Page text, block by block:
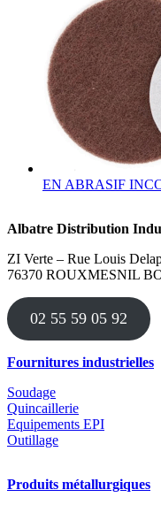
EN ABRASIF
Albatre Distribution
ZI Verte – Rue Louis
76370 ROUXMESNIL
02 55 59 05 92
Fournitures industrielles
Soudage
Quincaillerie
Equipements EPI
Outillage
Produits métallurgiques